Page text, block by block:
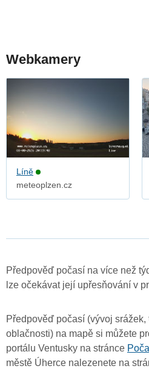
Webkamery
Líně
meteoplzen.cz
Předpověď počasí na více než
lze očekávat její upřesňování v
Předpověď počasí (vývoj srážek,
oblačnosti) na mapě si můžete
portálu Ventusky na stránce
městě Úherce nalezenete na